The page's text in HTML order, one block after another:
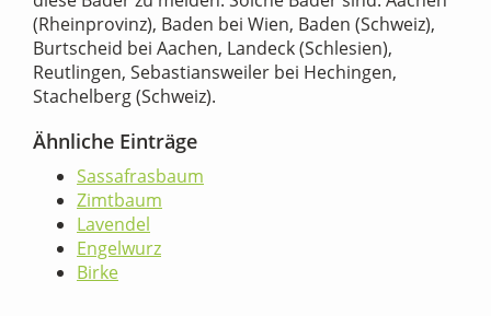
(Rheinprovinz), Baden bei Wien, Baden (Schweiz),
Burtscheid bei Aachen, Landeck (Schlesien),
Reutlingen, Sebastiansweiler bei Hechingen,
Stachelberg (Schweiz).
Ähnliche Einträge
Sassafrasbaum
Zimtbaum
Lavendel
Engelwurz
Birke